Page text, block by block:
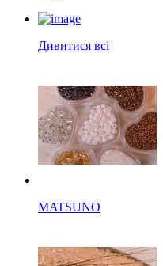
Дивитися всі
MATSUNO